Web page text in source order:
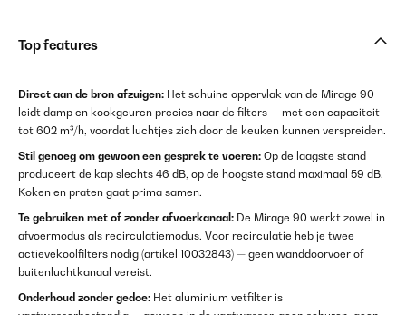
Top features
Direct aan de bron afzuigen: Het schuine oppervlak van de Mirage 90
leidt damp en kookgeuren precies naar de filters — met een capaciteit
tot 602 m³/h, voordat luchtjes zich door de keuken kunnen verspreiden.
Stil genoeg om gewoon een gesprek te voeren: Op de laagste stand
produceert de kap slechts 46 dB, op de hoogste stand maximaal 59 dB.
Koken en praten gaat prima samen.
Te gebruiken met of zonder afvoerkanaal: De Mirage 90 werkt zowel in
afvoermodus als recirculatiemodus. Voor recirculatie heb je twee
actievekoolfilters nodig (artikel 10032843) — geen wanddoorvoer of
buitenluchtkanaal vereist.
Onderhoud zonder gedoe: Het aluminium vetfilter is